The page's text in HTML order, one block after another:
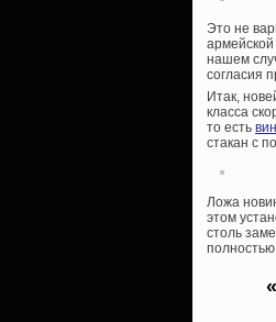
Это не
нашем
согласия
Итак,
класса
то есть
стакан с
Ложа
этом
столь
полностью